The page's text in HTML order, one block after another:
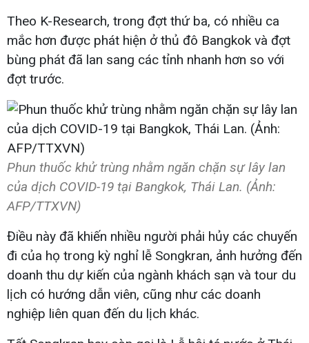
Theo K-Research, trong đợt thứ ba, có nhiều ca
mắc hơn được phát hiện ở thủ đô Bangkok và đợt
bùng phát đã lan sang các tỉnh nhanh hơn so với
đợt trước.
Phun thuốc khử trùng nhằm ngăn chặn sự lây lan
của dịch COVID-19 tại Bangkok, Thái Lan. (Ảnh:
AFP/TTXVN)
Điều này đã khiến nhiều người phải hủy các chuyến
đi của họ trong kỳ nghỉ lễ Songkran, ảnh hưởng đến
doanh thu dự kiến của ngành khách sạn và tour du
lịch có hướng dẫn viên, cũng như các doanh
nghiệp liên quan đến du lịch khác.